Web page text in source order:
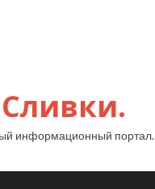
информационный портал.